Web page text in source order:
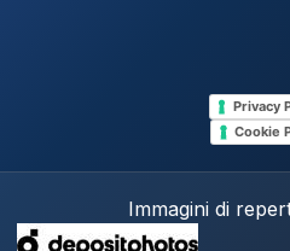
Privacy
Cookie
Immagini di